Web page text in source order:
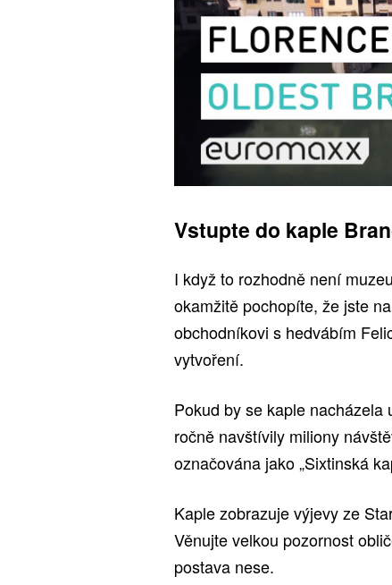
Vstupte do kaple
I když to rozhodně není
okamžitě pochopíte, že jste
obchodníkovi s hedvábím
vytvoření.
Pokud by se kaple
ročně navštívily miliony
označována jako „Sixtinská
Kaple zobrazuje výjevy ze
Věnujte velkou pozornost
postava nese.